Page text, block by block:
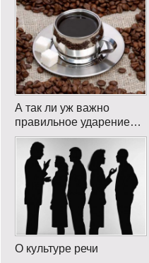
А так ли уж важно
правильное ударение…
О культуре речи